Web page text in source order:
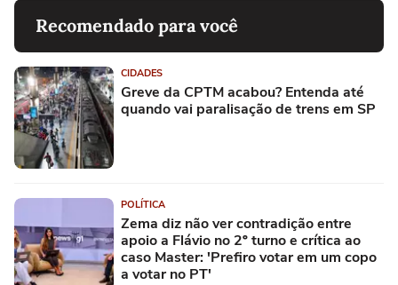
Recomendado para você
CIDADES
Greve da CPTM acabou? Entenda até
quando vai paralisação de trens em SP
POLÍTICA
Zema diz não ver contradição entre
apoio a Flávio no 2º turno e crítica ao
caso Master: 'Prefiro votar em um copo
a votar no PT'